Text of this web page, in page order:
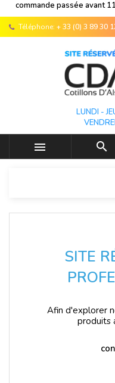
commande passée avant
Téléphone: + 33 (0) 3 89 30
LUNDI -
 
SITE
Afin d'explorer
produits